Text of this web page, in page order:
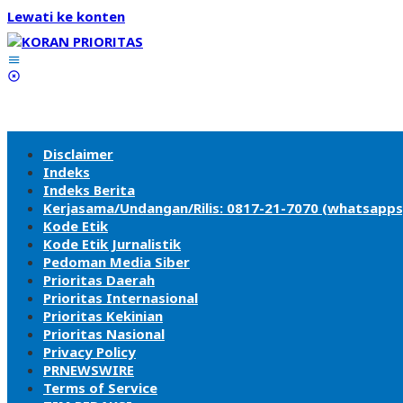
Lewati ke konten
Disclaimer
Indeks
Indeks Berita
Kerjasama/Undangan/Rilis: 0817-21-7070
Kode Etik
Kode Etik Jurnalistik
Pedoman Media Siber
Prioritas Daerah
Prioritas Internasional
Prioritas Kekinian
Prioritas Nasional
Privacy Policy
PRNEWSWIRE
Terms of Service